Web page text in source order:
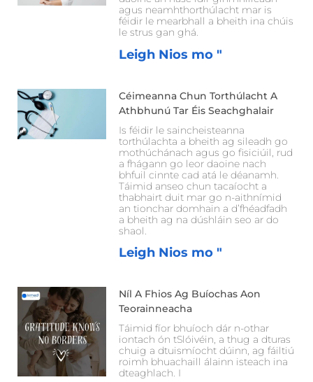
agus neamhthorthúlacht mar is
féidir le mearbhall a bheith ina chúis
le strus gan ghá.
Leigh Nios mo "
Céimeanna Chun Torthúlacht A
Athbhunú Tar Éis Seachghalair
Is féidir le saincheisteanna
torthúlachta a bheith ag sileadh go
mothúchánach agus go fisiciúil, rud
a fhágann go leor daoine nach
bhfuil cinnte cad atá le déanamh.
Táimid anseo chun tacaíocht a
thabhairt duit mar go n-aithnímid
an tionchar domhain a d’fhéadfadh
a bheith ag na dúshláin seo ar do
shaol.
Leigh Nios mo "
Níl A Fhios Ag Buíochas Aon
Teorainneacha
Táimid fíor bhuíoch dár n-othar
iontach ón tSlóivéin, a thug a dturas
chuig a dtuismíocht dúinn, ag fáiltiú
roimh bhuachaill álainn isteach ina
dteaghlach. I